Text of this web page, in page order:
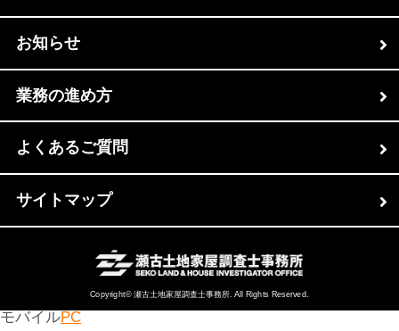
お知らせ
業務の進め方
よくあるご質問
サイトマップ
Copyright© 瀬古土地家屋調査士事務所. All Rights Reserved.
モバイルPC